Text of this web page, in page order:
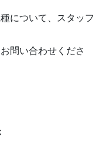
について、スタッフ
問い合わせくださ